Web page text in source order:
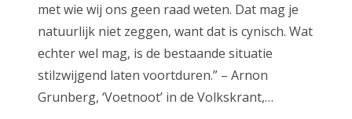
met wie wij ons geen raad weten. Dat mag je
natuurlijk niet zeggen, want dat is cynisch. Wat
echter wel mag, is de bestaande situatie
stilzwijgend laten voortduren.” – Arnon
Grunberg, ‘Voetnoot’ in de Volkskrant,…